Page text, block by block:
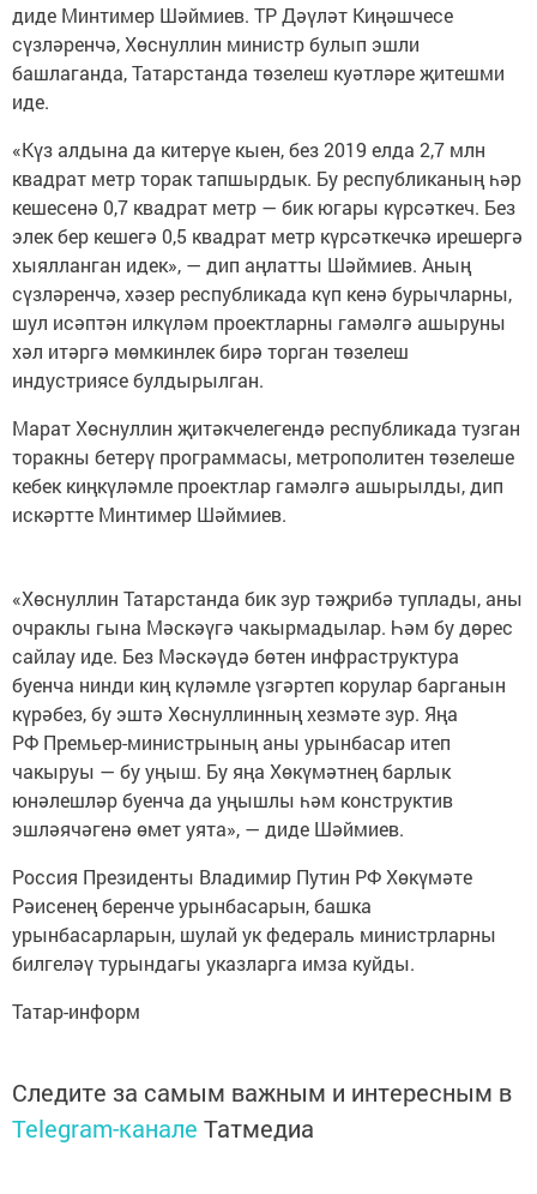
диде Минтимер Шәймиев. ТР Дәүләт Киңәшчесе
сүзләренчә, Хөснуллин министр булып эшли
башлаганда, Татарстанда төзелеш куәтләре җитешми
иде.
«Күз алдына да китерүе кыен, без 2019 елда 2,7 млн
квадрат метр торак тапшырдык. Бу республиканың һәр
кешесенә 0,7 квадрат метр — бик югары күрсәткеч. Без
элек бер кешегә 0,5 квадрат метр күрсәткечкә ирешергә
хыялланган идек», — дип аңлатты Шәймиев. Аның
сүзләренчә, хәзер республикада күп кенә бурычларны,
шул исәптән илкүләм проектларны гамәлгә ашыруны
хәл итәргә мөмкинлек бирә торган төзелеш
индустриясе булдырылган.
Марат Хөснуллин җитәкчелегендә республикада тузган
торакны бетерү программасы, метрополитен төзелеше
кебек киңкүләмле проектлар гамәлгә ашырылды, дип
искәртте Минтимер Шәймиев.
«Хөснуллин Татарстанда бик зур тәҗрибә туплады, аны
очраклы гына Мәскәүгә чакырмадылар. Һәм бу дөрес
сайлау иде. Без Мәскәүдә бөтен инфраструктура
буенча нинди киң күләмле үзгәртеп корулар барганын
күрәбез, бу эштә Хөснуллинның хезмәте зур. Яңа
РФ Премьер-министрының аны урынбасар итеп
чакыруы — бу уңыш. Бу яңа Хөкүмәтнең барлык
юнәлешләр буенча да уңышлы һәм конструктив
эшләячәгенә өмет уята», — диде Шәймиев.
Россия Президенты Владимир Путин РФ Хөкүмәте
Рәисенең беренче урынбасарын, башка
урынбасарларын, шулай ук федераль министрларны
билгеләү турындагы указларга имза куйды.
Татар-информ
Следите за самым важным и интересным в
Telegram-канале Татмедиа